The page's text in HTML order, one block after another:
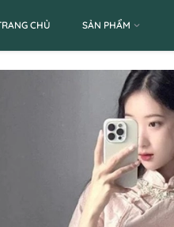
CHỦ SẢN PHẨM